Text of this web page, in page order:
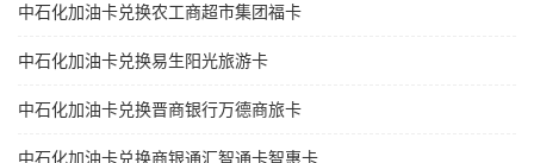
中石化加油卡兑换农工商超市集团福卡
中石化加油卡兑换易生阳光旅游卡
中石化加油卡兑换晋商银行万德商旅卡
中石化加油卡兑换商银通汇智通卡智惠卡